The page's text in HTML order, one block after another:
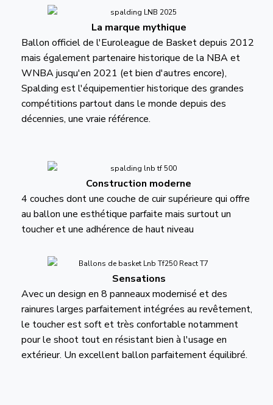
La marque mythique
Ballon officiel de l'Euroleague de Basket depuis 2012
mais également partenaire historique de la NBA et
WNBA jusqu'en 2021 (et bien d'autres encore),
Spalding est l'équipementier historique des grandes
compétitions partout dans le monde depuis des
décennies, une vraie référence.
Construction moderne
4 couches dont une couche de cuir supérieure qui offre
au ballon une esthétique parfaite mais surtout un
toucher et une adhérence de haut niveau
Sensations
Avec un design en 8 panneaux modernisé et des
rainures larges parfaitement intégrées au revêtement,
le toucher est soft et très confortable notamment
pour le shoot tout en résistant bien à l'usage en
extérieur. Un excellent ballon parfaitement équilibré.